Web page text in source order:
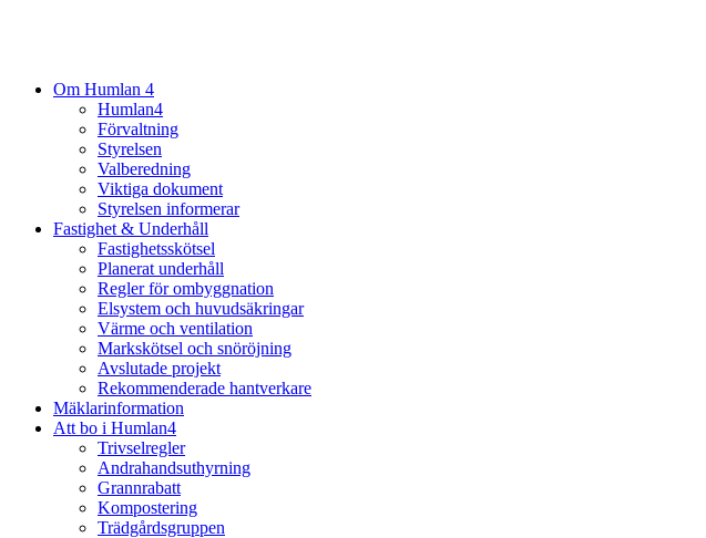
Om Humlan 4
Humlan4
Förvaltning
Styrelsen
Valberedning
Viktiga dokument
Styrelsen informerar
Fastighet & Underhåll
Fastighetsskötsel
Planerat underhåll
Regler för ombyggnation
Elsystem och huvudsäkringar
Värme och ventilation
Markskötsel och snöröjning
Avslutade projekt
Rekommenderade hantverkare
Mäklarinformation
Att bo i Humlan4
Trivselregler
Andrahandsuthyrning
Grannrabatt
Kompostering
Trädgårdsgruppen